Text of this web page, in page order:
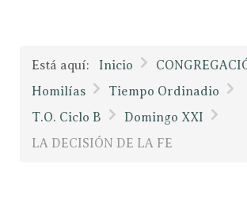
Está aquí: Inicio
Homilías
Tiempo Ordinadio
T.O. Ciclo B
Domingo XXI
LA DECISIÓN DE LA FE